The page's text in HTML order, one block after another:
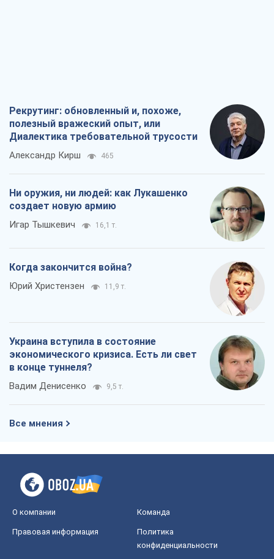
Рекрутинг: обновленный и, похоже,
полезный вражеский опыт, или
Диалектика требовательной трусости
Александр Кирш 465
Ни оружия, ни людей: как Лукашенко
создает новую армию
Игар Тышкевич 16,1 т.
Когда закончится война?
Юрий Христензен 11,9 т.
Украина вступила в состояние
экономического кризиса. Есть ли свет
в конце туннеля?
Вадим Денисенко 9,5 т.
Все мнения
О компании Команда
Правовая информация
Политика
конфиденциальности